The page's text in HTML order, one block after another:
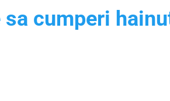
sa cumperi